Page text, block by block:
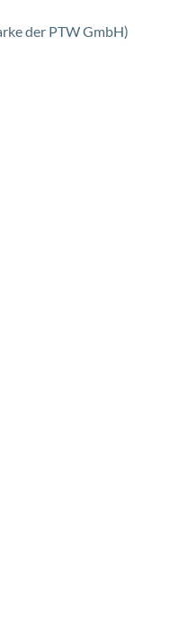
der PTW GmbH)